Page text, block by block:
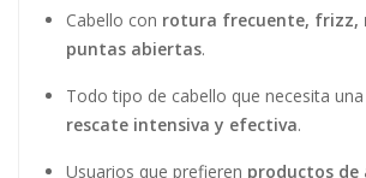
Cabello con rotura frecuente, frizz,
puntas abiertas.
Todo tipo de cabello que necesita una
rescate intensiva y efectiva.
Usuarios que prefieren productos